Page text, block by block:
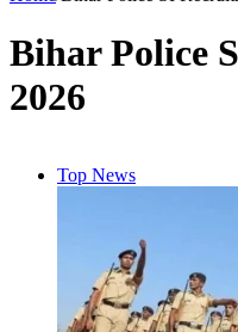
Bihar Police
2026
Top News